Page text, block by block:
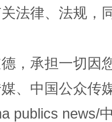
法律、法规，
，承担一切因
、中国公众传
publics news/